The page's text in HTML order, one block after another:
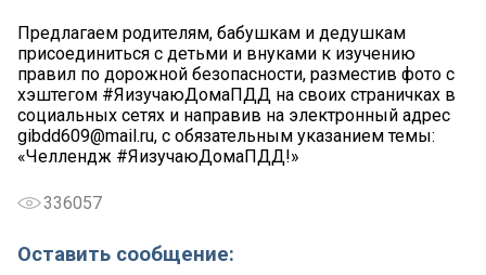
Предлагаем родителям, бабушкам и дедушкам
присоединиться с детьми и внуками к изучению
правил по дорожной безопасности, разместив фото с
хэштегом #ЯизучаюДомаПДД на своих страничках в
социальных сетях и направив на электронный адрес
gibdd609@mail.ru, с обязательным указанием темы:
«Челлендж #ЯизучаюДомаПДД!»
336057
Оставить сообщение: